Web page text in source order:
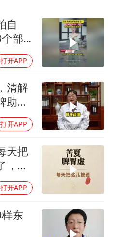
中方回应是否在太平洋海底开采稀土
法国将禁止“未经同意的电话营销”
新局 实干挑大梁
自
部
通经
打开APP
清解
助力
打开APP
天把
，胃
打开APP
东